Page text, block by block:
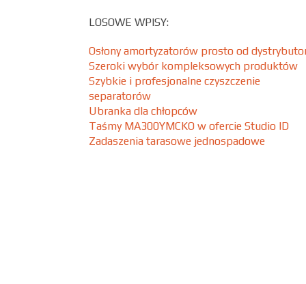
LOSOWE WPISY:
Osłony amortyzatorów prosto od
Szeroki wybór kompleksowych produktów
Szybkie i profesjonalne czyszczenie
separatorów
Ubranka dla chłopców
Taśmy MA300YMCKO w ofercie Studio ID
Zadaszenia tarasowe jednospadowe